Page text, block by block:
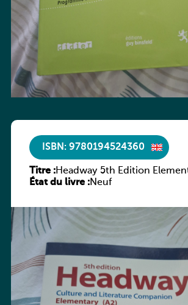
ISBN: 9780194524360
Titre :Headway 5th Edition
and Literature Companion
État du livre :Neuf